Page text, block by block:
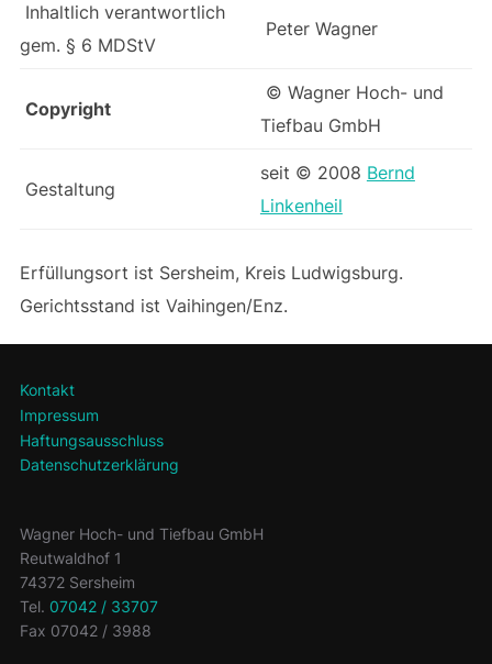
Inhaltlich verantwortlich
gem. § 6 MDStV
Peter Wagner
Copyright
© Wagner Hoch- und
Tiefbau GmbH
Gestaltung
seit © 2008 Bernd
Linkenheil
Erfüllungsort ist Sersheim, Kreis Ludwigsburg.
Gerichtsstand ist Vaihingen/Enz.
Kontakt
Impressum
Haftungsausschluss
Datenschutzerklärung
Wagner Hoch- und Tiefbau GmbH
Reutwaldhof 1
74372 Sersheim
Tel. 07042 / 33707
Fax 07042 / 3988